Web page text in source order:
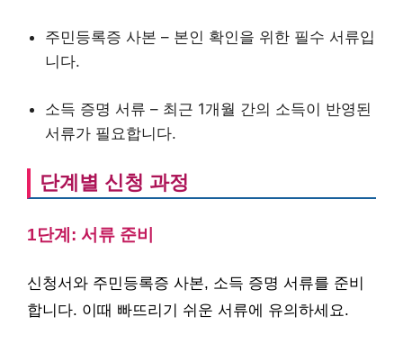
주민등록증 사본 – 본인 확인을 위한 필수 서류입
니다.
소득 증명 서류 – 최근 1개월 간의 소득이 반영된
서류가 필요합니다.
단계별 신청 과정
1단계: 서류 준비
신청서와 주민등록증 사본, 소득 증명 서류를 준비
합니다. 이때 빠뜨리기 쉬운 서류에 유의하세요.